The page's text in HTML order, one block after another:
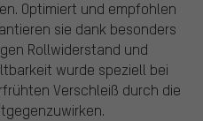
Optimiert und empfohlen
sie dank besonders
Rollwiderstand und
wurde speziell bei
Verschleiß durch die